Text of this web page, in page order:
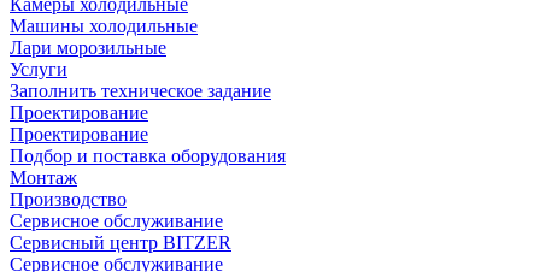
Камеры холодильные
Машины холодильные
Лари морозильные
Услуги
Заполнить техническое задание
Проектирование
Проектирование
Подбор и поставка оборудования
Монтаж
Производство
Сервисное обслуживание
Сервисный центр BITZER
Сервисное обслуживание